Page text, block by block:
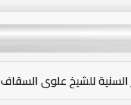
السنية للشيخ علوي السقاف